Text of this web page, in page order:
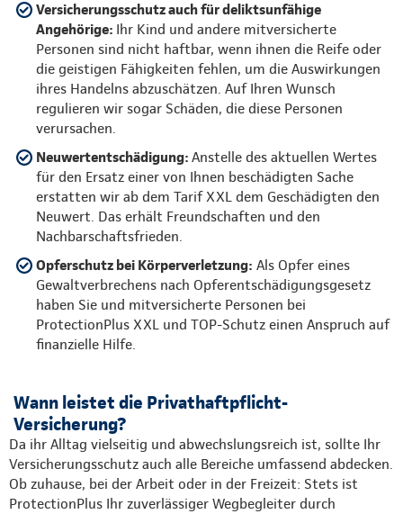
Versicherungsschutz auch für deliktsunfähige
Angehörige: Ihr Kind und andere mitversicherte
Personen sind nicht haftbar, wenn ihnen die Reife oder
die geistigen Fähigkeiten fehlen, um die Auswirkungen
ihres Handelns abzuschätzen. Auf Ihren Wunsch
regulieren wir sogar Schäden, die diese Personen
verursachen.
Neuwertentschädigung: Anstelle des aktuellen Wertes
für den Ersatz einer von Ihnen beschädigten Sache
erstatten wir ab dem Tarif XXL dem Geschädigten den
Neuwert. Das erhält Freundschaften und den
Nachbarschaftsfrieden.
Opferschutz bei Körperverletzung: Als Opfer eines
Gewaltverbrechens nach Opferentschädigungsgesetz
haben Sie und mitversicherte Personen bei
ProtectionPlus XXL und TOP-Schutz einen Anspruch auf
finanzielle Hilfe.
Wann leistet die Privathaftpflicht-
Versicherung?
Da ihr Alltag vielseitig und abwechslungsreich ist, sollte Ihr
Versicherungsschutz auch alle Bereiche umfassend abdecken.
Ob zuhause, bei der Arbeit oder in der Freizeit: Stets ist
ProtectionPlus Ihr zuverlässiger Wegbegleiter durch